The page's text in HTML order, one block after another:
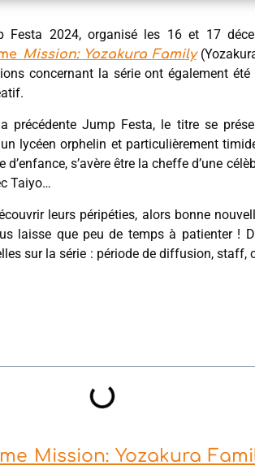
Festa 2024, organisé les 16 et 17
Mission: Yozakura Family
concernant la série ont également
précédente Jump Festa, le titre se
lycéen orphelin et particulièrement
s’avère être la cheffe d’une
Taiyo…
leurs péripéties, alors bonne
laisse que peu de temps à patienter !
sur la série : période de diffusion, staff,
Mission: Yozakura